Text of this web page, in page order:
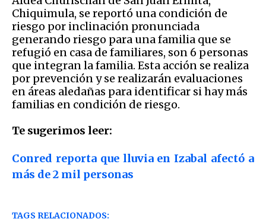
Chiquimula, se reportó una condición de
riesgo por inclinación pronunciada
generando riesgo para una familia que se
refugió en casa de familiares, son 6 personas
que integran la familia. Esta acción se realiza
por prevención y se realizarán evaluaciones
en áreas aledañas para identificar si hay más
familias en condición de riesgo.
Te sugerimos leer:
Conred reporta que lluvia en Izabal afectó a
más de 2 mil personas
TAGS RELACIONADOS: